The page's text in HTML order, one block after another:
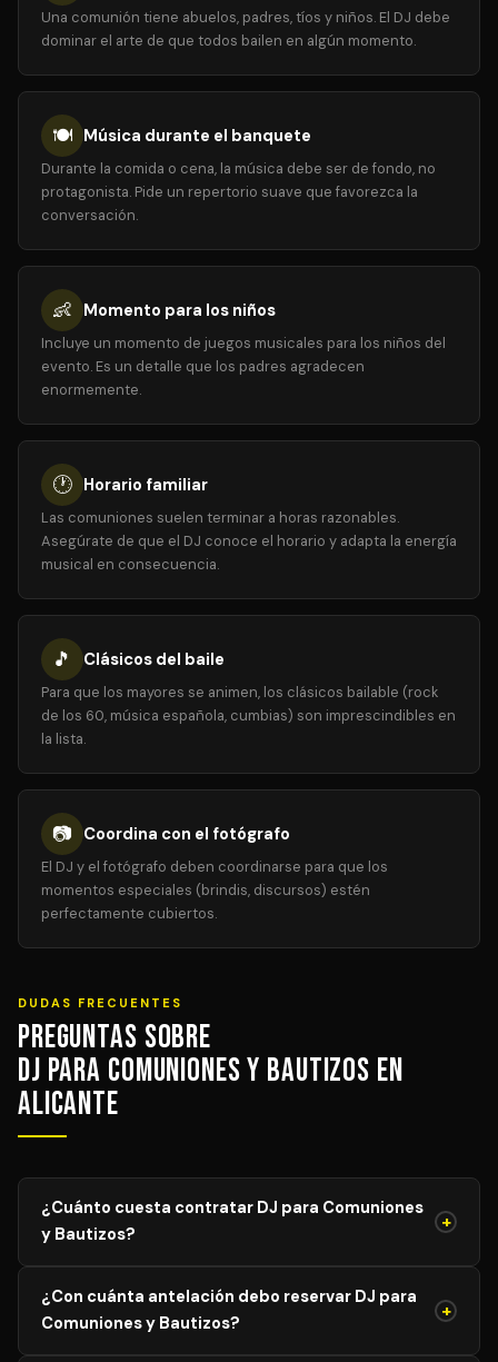
Una comunión tiene abuelos, padres, tíos y niños. El DJ debe
dominar el arte de que todos bailen en algún momento.
🍽️ Música durante el banquete
Durante la comida o cena, la música debe ser de fondo, no
protagonista. Pide un repertorio suave que favorezca la
conversación.
👶 Momento para los niños
Incluye un momento de juegos musicales para los niños del
evento. Es un detalle que los padres agradecen
enormemente.
🕐 Horario familiar
Las comuniones suelen terminar a horas razonables.
Asegúrate de que el DJ conoce el horario y adapta la energía
musical en consecuencia.
🎵 Clásicos del baile
Para que los mayores se animen, los clásicos bailable (rock
de los 60, música española, cumbias) son imprescindibles en
la lista.
📷 Coordina con el fotógrafo
El DJ y el fotógrafo deben coordinarse para que los
momentos especiales (brindis, discursos) estén
perfectamente cubiertos.
DUDAS FRECUENTES
Preguntas sobre
DJ para Comuniones y Bautizos en
Alicante
¿Cuánto cuesta contratar DJ para Comuniones
y Bautizos?
+
el aforo, duración y equipamiento necesario. Los precios
mostrados son orientativos; solicita tu presupuesto
¿Con cuánta antelación debo reservar DJ para
Comuniones y Bautizos?
+